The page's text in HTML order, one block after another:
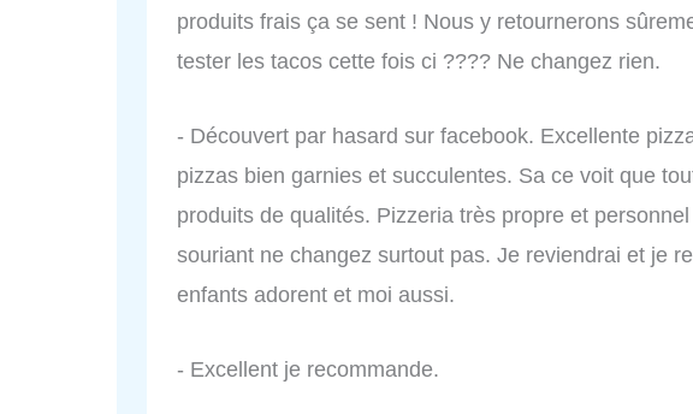
produits frais ça se sent ! Nous y retournerons
tester les tacos cette fois ci ???? Ne changez rien.
- Découvert par hasard sur facebook. Excellente
pizzas bien garnies et succulentes. Sa ce voit que
produits de qualités. Pizzeria très propre et
souriant ne changez surtout pas. Je reviendrai et je
enfants adorent et moi aussi.
- Excellent je recommande.